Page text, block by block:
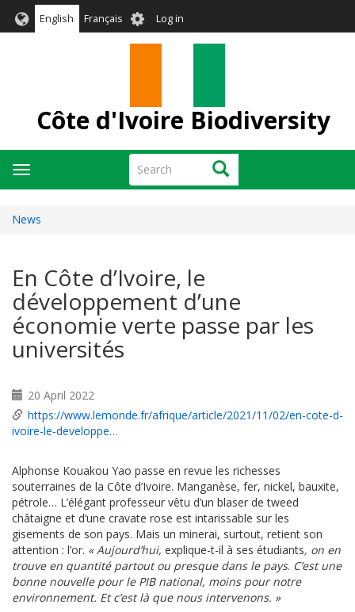
English Français User
account
Log in
Côte d'Ivoire Biodiversity
Search Search
Toggle
navigation
News
En Côte d’Ivoire, le
développement d’une
économie verte passe par les
universités
20 April 2022
https://www.lemonde.fr/afrique/article/2021/11/02/en-cote-d-
ivoire-le-developpe…
Alphonse Kouakou Yao passe en revue les richesses
souterraines de la Côte d’Ivoire. Manganèse, fer, nickel, bauxite,
pétrole… L’élégant professeur vêtu d’un blaser de tweed
châtaigne et d’une cravate rose est intarissable sur les
gisements de son pays. Mais un minerai, surtout, retient son
attention : l’or. « Aujourd’hui, explique-t-il à ses étudiants, on en
trouve en quantité partout ou presque dans le pays. C’est une
bonne nouvelle pour le PIB national, moins pour notre
environnement. Et c’est là que nous intervenons. »